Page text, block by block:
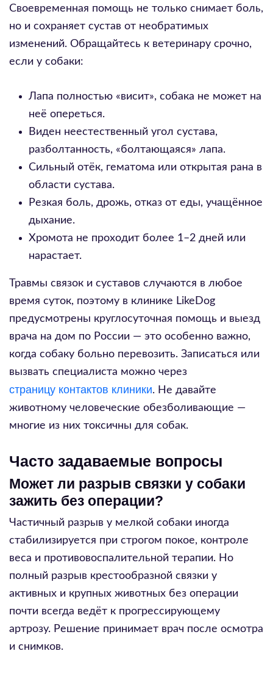
Своевременная помощь не только снимает боль,
но и сохраняет сустав от необратимых
изменений. Обращайтесь к ветеринару срочно,
если у собаки:
Лапа полностью «висит», собака не может на
неё опереться.
Виден неестественный угол сустава,
разболтанность, «болтающаяся» лапа.
Сильный отёк, гематома или открытая рана в
области сустава.
Резкая боль, дрожь, отказ от еды, учащённое
дыхание.
Хромота не проходит более 1–2 дней или
нарастает.
Травмы связок и суставов случаются в любое
время суток, поэтому в клинике LikeDog
предусмотрены круглосуточная помощь и выезд
врача на дом по России — это особенно важно,
когда собаку больно перевозить. Записаться или
вызвать специалиста можно через
страницу контактов клиники. Не давайте
животному человеческие обезболивающие —
многие из них токсичны для собак.
Часто задаваемые вопросы
Может ли разрыв связки у собаки
зажить без операции?
Частичный разрыв у мелкой собаки иногда
стабилизируется при строгом покое, контроле
веса и противовоспалительной терапии. Но
полный разрыв крестообразной связки у
активных и крупных животных без операции
почти всегда ведёт к прогрессирующему
артрозу. Решение принимает врач после осмотра
и снимков.